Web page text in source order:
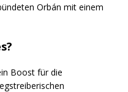
Orbán mit einem
Boost für die